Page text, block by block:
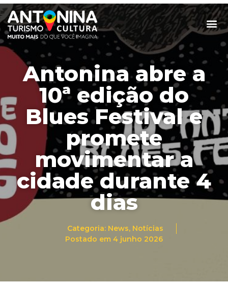
Antonina abre a
10ª edição do
Blues Festival e
promete
movimentar a
cidade durante 4
dias
Categoria: News, Notícias
Postado em 4 junho 2026